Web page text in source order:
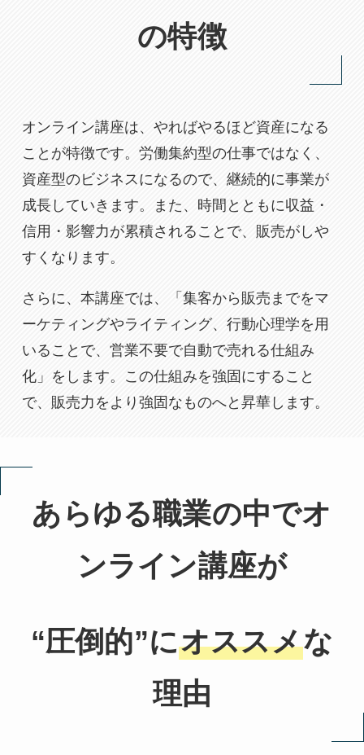
の特徴
オンライン講座は、やればやるほど資産になる
ことが特徴です。労働集約型の仕事ではなく、
資産型のビジネスになるので、継続的に事業が
成長していきます。また、時間とともに収益・
信用・影響力が累積されることで、販売がしや
すくなります。
さらに、本講座では、「集客から販売までをマ
ーケティングやライティング、行動心理学を用
いることで、営業不要で自動で売れる仕組み
化」をします。この仕組みを強固にすること
で、販売力をより強固なものへと昇華します。
あらゆる職業の中でオ
ンライン講座が
“圧倒的”にオススメな
理由